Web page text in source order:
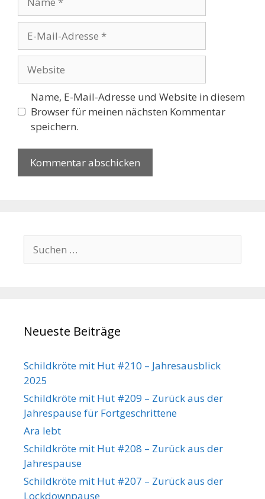
Mail-
Adresse
Name, E-Mail-Adresse und Website in diesem
Browser für meinen nächsten Kommentar
speichern.
nach:
Neueste Beiträge
Schildkröte mit Hut #210 – Jahresausblick
2025
Schildkröte mit Hut #209 – Zurück aus der
Jahrespause für Fortgeschrittene
Ara lebt
Schildkröte mit Hut #208 – Zurück aus der
Jahrespause
Schildkröte mit Hut #207 – Zurück aus der
Lockdownpause